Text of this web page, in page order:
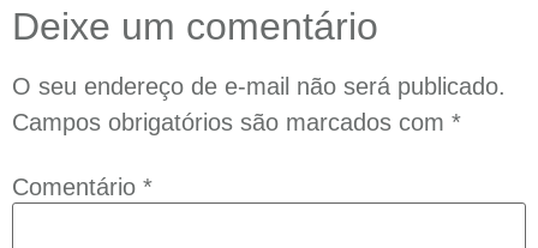
Deixe um comentário
O seu endereço de e-mail não será publicado.
Campos obrigatórios são marcados com *
Comentário *